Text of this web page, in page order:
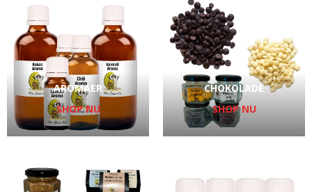
Hindbær aroma
Jordbær aroma
Kaffe aroma
Kiwi aroma
Lakrids aroma
Solbær aroma
Slikforme
Kagepynt
Råvarer
Lakrids
Vanilje
Startsæt
Flødeboller
Is
Kager
Karameller
Lakrids
Skumfiduser
Cookies
AROMAER
SHOP NU
CHOKOLADE
SHOP NU